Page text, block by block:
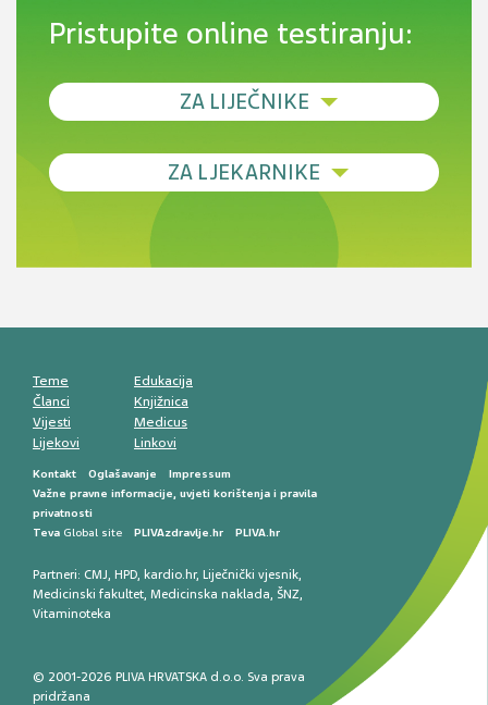
Pristupite online testiranju:
ZA LIJEČNIKE
Debljina - od prevencije do personalizirane
Novi pogled na migrenu: komorbiditeti, spolne
razlike i nove terapije
smetnji do rane onkološke dijagnostike
ZA LJEKARNIKE
Antikoagulansi u ljekarničkoj praksi –
Teme
Članci
Vijesti
Lijekovi
Edukacija
Knjižnica
Medicus
Linkovi
Kontakt Oglašavanje
Impressum
Važne pravne informacije, uvjeti korištenja i pravila
privatnosti
Teva Global site PLIVAzdravlje.hr PLIVA.hr
Partneri: CMJ, HPD, kardio.hr, Liječnički vjesnik,
Medicinski fakultet, Medicinska naklada, ŠNZ,
Vitaminoteka
© 2001-2026 PLIVA HRVATSKA d.o.o. Sva prava
pridržana